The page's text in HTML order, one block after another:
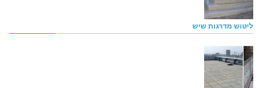
ליטוש מדרגות שיש